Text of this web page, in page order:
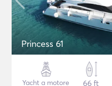
Princess 61
Yacht a motore
66 ft